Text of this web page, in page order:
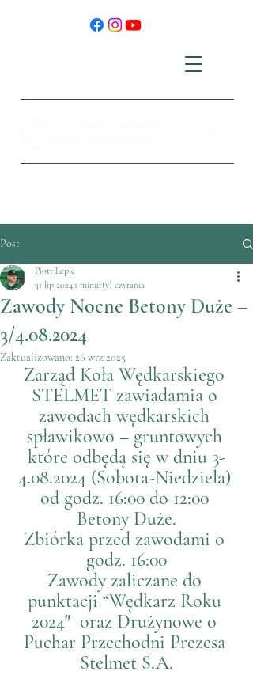
Post
Zawody Nocne Betony Duże –
3/4.08.2024
Piotr Leple
31 lip 2024 1 minut(y) czytania
Zaktualizowano: 26 wrz 2025
Zarząd Koła Wędkarskiego
STELMET zawiadamia o
zawodach wędkarskich
spławikowo – gruntowych
które odbędą się w dniu 3-
4.08.2024 (Sobota-Niedziela)
od godz. 16:00 do 12:00
Betony Duże.
Zbiórka przed zawodami o
godz. 16:00
Zawody zaliczane do
punktacji “Wędkarz Roku
2024″  oraz Drużynowe o
Puchar Przechodni Prezesa
Stelmet S.A.